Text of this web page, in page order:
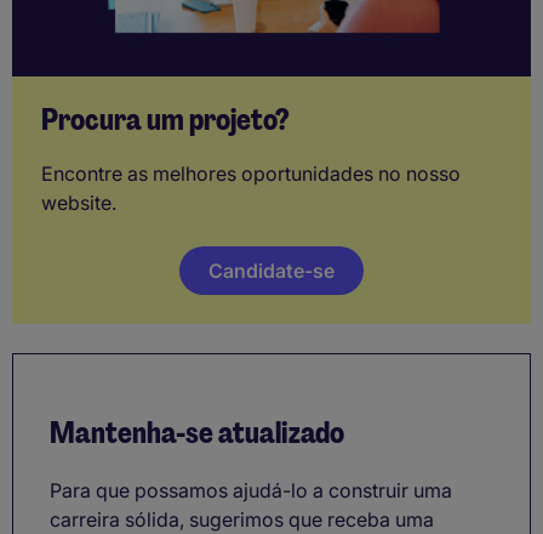
Procura um projeto?
Encontre as melhores oportunidades no nosso
website.
Candidate-se
Mantenha-se atualizado
Para que possamos ajudá-lo a construir uma
carreira sólida, sugerimos que receba uma